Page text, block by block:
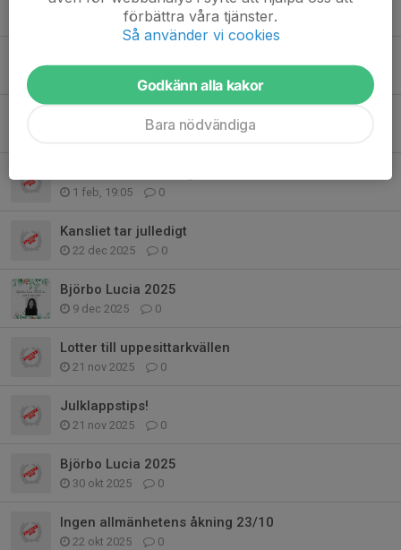
8 maj, 11:26 0
0
1 feb, 19:05 0
Kansliet tar julledigt
22 dec 2025 0
Björbo Lucia 2025
9 dec 2025 0
Lotter till uppesittarkvällen
21 nov 2025 0
Julklappstips!
21 nov 2025 0
Björbo Lucia 2025
30 okt 2025 0
Ingen allmänhetens åkning 23/10
22 okt 2025 0
förbättra våra tjänster.
Så använder vi cookies
Godkänn alla kakor
Bara nödvändiga